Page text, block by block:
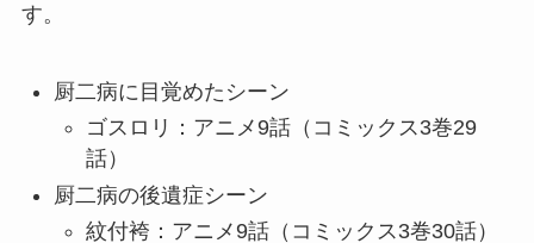
す。
厨二病に目覚めたシーン
ゴスロリ：アニメ9話（コミックス3巻29
話）
厨二病の後遺症シーン
紋付袴：アニメ9話（コミックス3巻30話）